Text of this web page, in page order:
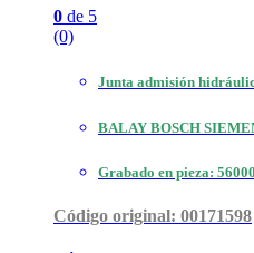
0 de 5
(0)
Junta admisión
BALAY BOSCH
Grabado en pieza:
Código original: 00171598